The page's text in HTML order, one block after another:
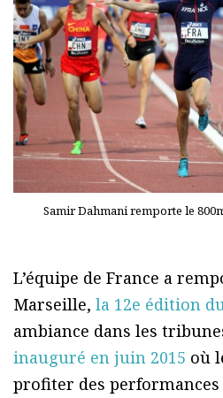
Samir Dahmani remporte le
L’équipe de France a
Marseille, la 12e édition
ambiance dans les
inauguré en juin 2015 où
profiter des performances